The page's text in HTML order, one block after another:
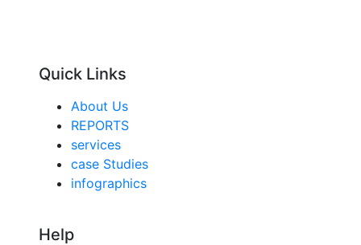
Quick Links
About Us
REPORTS
services
case Studies
infographics
Help